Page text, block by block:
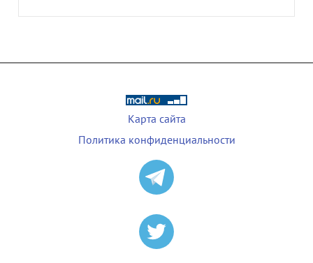
Карта сайта
Политика конфиденциальности